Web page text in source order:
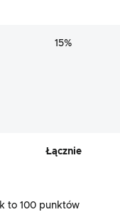
15%
Łącznie
to 100 punktów